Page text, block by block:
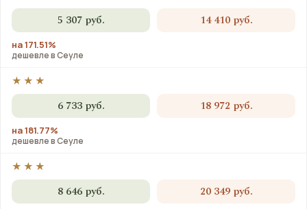
5 307 руб. 14 410 руб.
на 171.51%
дешевле в Сеуле
★★★
6 733 руб. 18 972 руб.
на 181.77%
дешевле в Сеуле
★★★
8 646 руб. 20 349 руб.